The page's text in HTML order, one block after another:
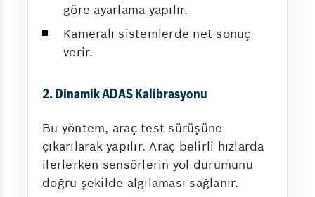
göre ayarlama yapılır.
Kameralı sistemlerde net sonuç
verir.
2. Dinamik ADAS Kalibrasyonu
Bu yöntem, araç test sürüşüne
çıkarılarak yapılır. Araç belirli hızlarda
ilerlerken sensörlerin yol durumunu
doğru şekilde algılaması sağlanır.